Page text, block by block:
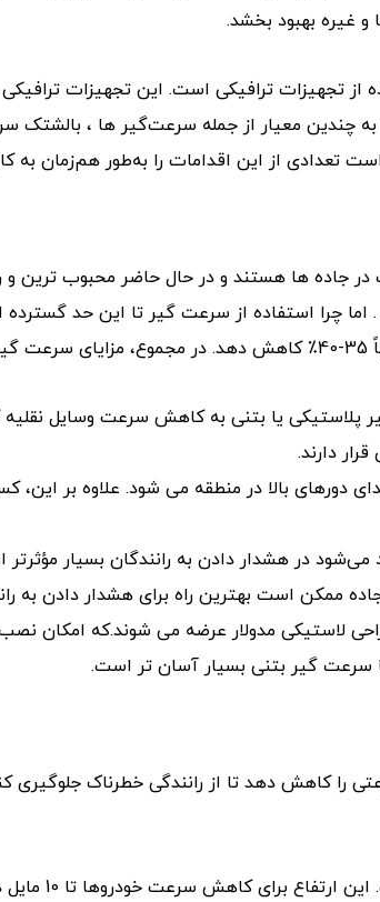
و غیره بهبود بخشد.
از تجهیزات ترافیکی است. این تجهیزات
معیار از جمله سرعت‌گیر ها ، بالشتک
تعدادی از این اقدامات را به‌طور هم‌زمان
جاده ها هستند و در حال حاضر محبوب ترین
چرا استفاده از سرعت گیر تا این حد
یا بتنی به کاهش سرعت وسایل
دارند.
بالا در منطقه می شود. علاوه بر این،
می‌شود در هشدار دادن به رانندگان بسیار
ممکن است بهترین راه برای هشدار دادن به
لاستیکی مدولار عرضه می شوند.که امکان
سرعت گیر بتنی بسیار آسان تر است.
را کاهش دهد تا از رانندگی خطرناک